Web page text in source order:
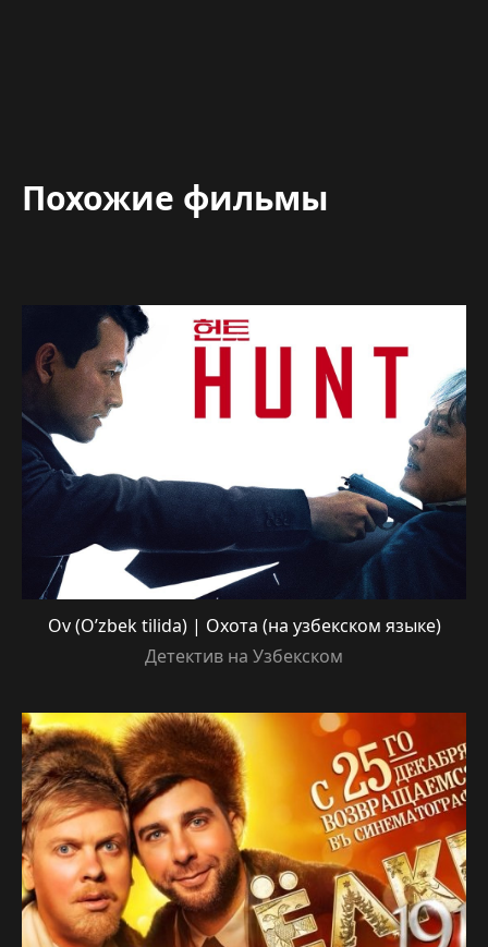
Похожие фильмы
Ov (O’zbek tilida) | Охота (на узбекском языке)
Детектив на Узбекском